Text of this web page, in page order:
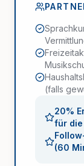
(falls
20%
für die
(60